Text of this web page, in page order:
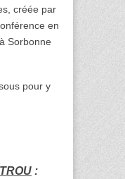
créée par
en
Sorbonne
pour y
: